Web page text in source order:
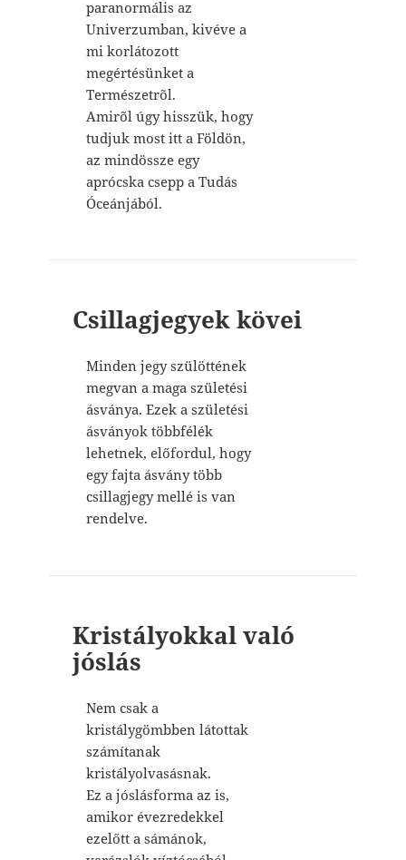
paranormális az
Univerzumban, kivéve a
mi korlátozott
megértésünket a
Természetrõl.
Amirõl úgy hisszük, hogy
tudjuk most itt a Földön,
az mindössze egy
aprócska csepp a Tudás
Óceánjából.
Csillagjegyek kövei
Minden jegy szülöttének
megvan a maga születési
ásványa. Ezek a születési
ásványok többfélék
lehetnek, előfordul, hogy
egy fajta ásvány több
csillagjegy mellé is van
rendelve.
Kristályokkal való
jóslás
Nem csak a
kristálygömbben látottak
számítanak
kristályolvasásnak.
Ez a jóslásforma az is,
amikor évezredekkel
ezelőtt a sámánok,